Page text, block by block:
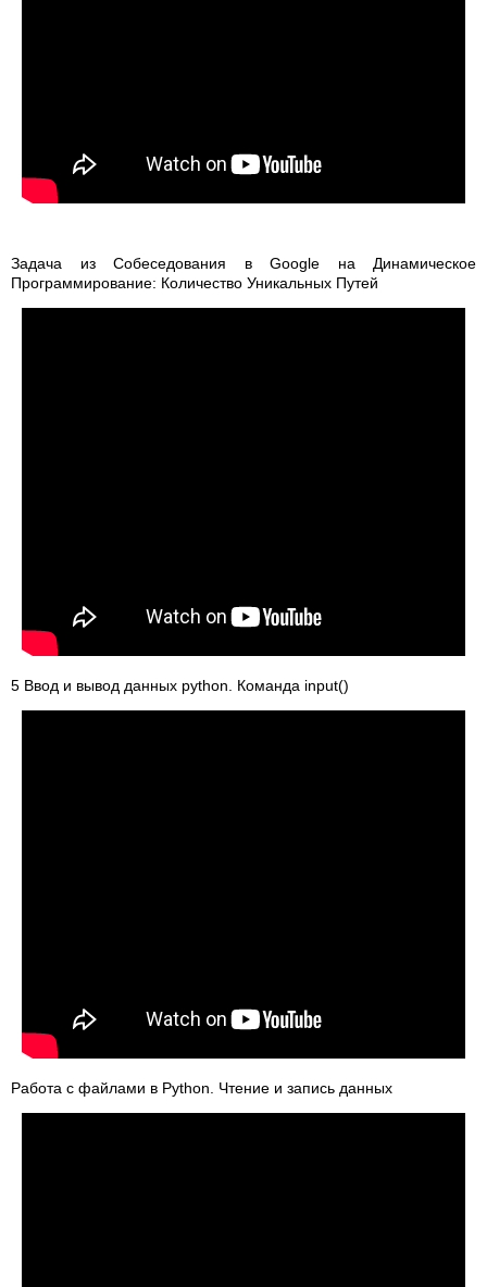
Задача из Собеседования в Google на Динамическое
Программирование: Количество Уникальных Путей
5 Ввод и вывод данных python. Команда input()
Работа с файлами в Python. Чтение и запись данных